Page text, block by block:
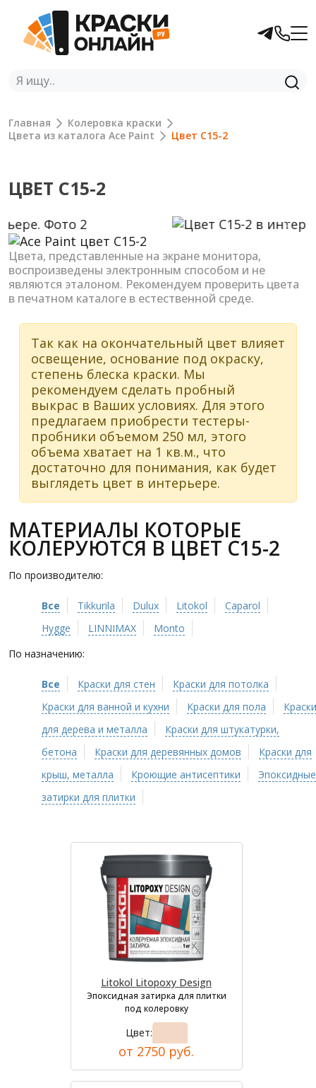
Главная
Колеровка краски
Цвета из каталога Ace Paint
Цвет C15-2
ЦВЕТ C15-2
Previous Next
Цвета, представленные на экране монитора,
воспроизведены электронным способом и не
являются эталоном. Рекомендуем проверить цвета
в печатном каталоге в естественной среде.
Так как на окончательный цвет влияет
освещение, основание под окраску,
степень блеска краски. Мы
рекомендуем сделать пробный
выкрас в Ваших условиях. Для этого
предлагаем приобрести тестеры-
пробники объемом 250 мл, этого
объема хватает на 1 кв.м., что
достаточно для понимания, как будет
выглядеть цвет в интерьере.
МАТЕРИАЛЫ КОТОРЫЕ
КОЛЕРУЮТСЯ В ЦВЕТ C15-2
По производителю:
Все Tikkurila Dulux Litokol
Caparol
Hygge
LINNIMAX
Monto
По назначению:
Все Краски для стен
Краски для потолка
Краски для ванной и кухни
Краски для пола
Краски
для дерева и металла
Краски для штукатурки,
бетона
Краски для деревянных домов
Краски для
крыш, металла
Кроющие антисептики
Эпоксидные
затирки для плитки
Litokol Litopoxy Design
Эпоксидная затирка для плитки
под колеровку
Цвет:
от 2750 руб.